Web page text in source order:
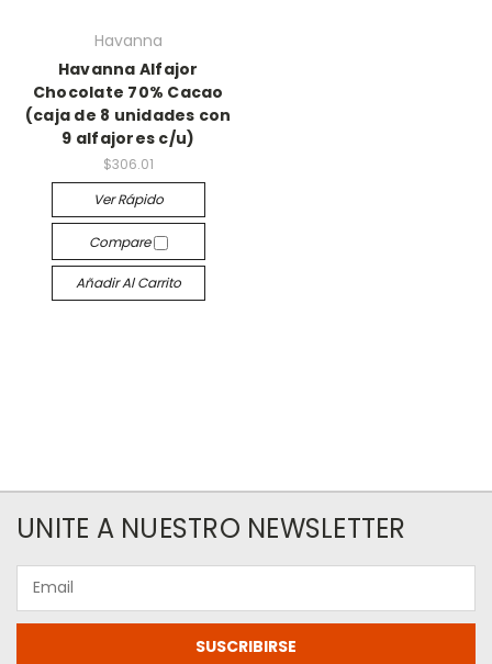
Havanna
Havanna Alfajor
Chocolate 70% Cacao
(caja de 8 unidades con
9 alfajores c/u)
$306.01
Ver Rápido
Compare
Añadir Al Carrito
UNITE A NUESTRO NEWSLETTER